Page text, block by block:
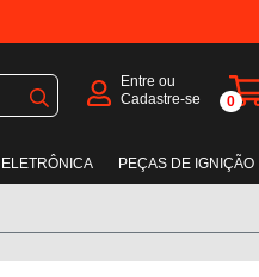
Entre ou
Cadastre-se
0
PEÇAS DE IGNIÇÃO